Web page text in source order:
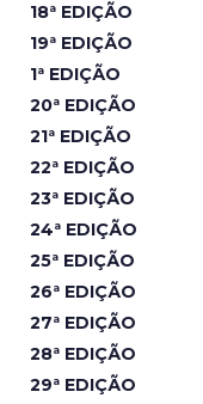
18ª EDIÇÃO
19ª EDIÇÃO
1ª EDIÇÃO
20ª EDIÇÃO
21ª EDIÇÃO
22ª EDIÇÃO
23ª EDIÇÃO
24ª EDIÇÃO
25ª EDIÇÃO
26ª EDIÇÃO
27ª EDIÇÃO
28ª EDIÇÃO
29ª EDIÇÃO